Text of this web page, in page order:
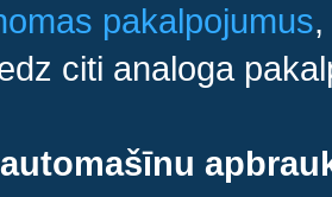
pakalpojumus
citi analoga